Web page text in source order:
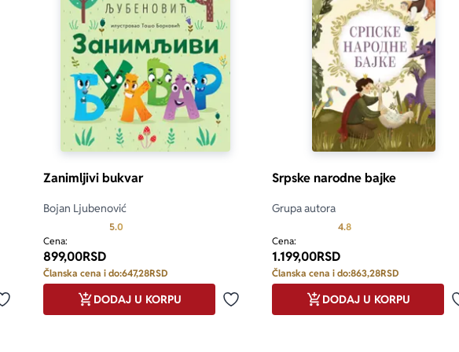
Dodaj u omiljene
Zanimljivi bukvar
Bojan Ljubenović
5.0
Cena:
899,00RSD
Članska cena i do:647,28RSD
Dodaj u omiljene
DODAJ U KORPU
Srpske narodne bajke
Grupa autora
4.8Prosecna ocena je 4.8 od
Cena:
1.199,00RSD
Članska cena i do:863,28RSD
DODAJ U KORPU